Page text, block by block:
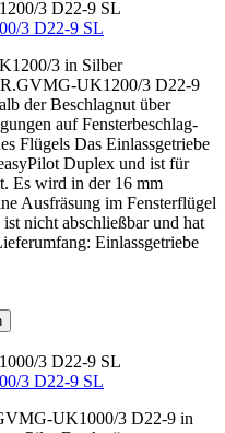
3 D22-9 SL
3 in Silber
UK1200/3 D22-9
der Beschlagnut über
auf Fensterbeschlag-
Flügels Das Einlassgetriebe
Duplex und ist für
Es wird in der 16 mm
Ausfräsung im Fensterflügel
nicht abschließbar und hat
Einlassgetriebe
3 D22-9 SL
UK1000/3 D22-9 in